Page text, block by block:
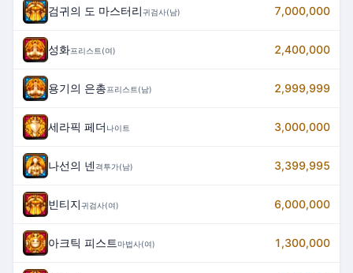
검귀의 도 마스터리귀검사(남) 7,000,000
성화프리스트(여) 2,400,000
용기의 은총프리스트(남) 2,999,999
세라픽 페더 나이트 3,000,000
나선의 넨 격투가(남) 3,399,995
빈티지귀검사(여) 6,000,000
아크틱 피스트 마법사(여) 1,300,000